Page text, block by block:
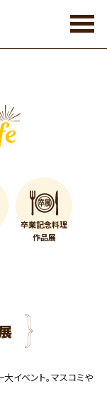
卒業記念料理
作品展
イベント。マスコミや